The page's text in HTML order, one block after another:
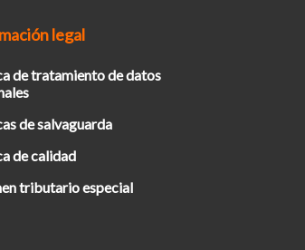
legal
de tratamiento de datos
de salvaguarda
de calidad
tributario especial